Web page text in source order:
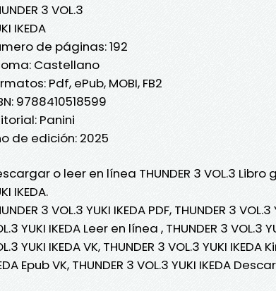
3 VOL.3
IKEDA
de páginas: 192
Castellano
Pdf, ePub, MOBI, FB2
9788410518599
Panini
de edición: 2025
o leer en línea THUNDER 3 VOL.3
IKEDA.
3 VOL.3 YUKI IKEDA PDF, THUNDER 3
YUKI IKEDA Leer en línea , THUNDER 3 VOL.3
YUKI IKEDA VK, THUNDER 3 VOL.3 YUKI IKEDA
Epub VK, THUNDER 3 VOL.3 YUKI IKEDA